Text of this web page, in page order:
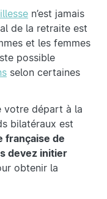
n’est jamais
de la retraite est
et les femmes
possible
selon certaines
votre départ à la
bilatéraux est
française de
devez initier
obtenir la